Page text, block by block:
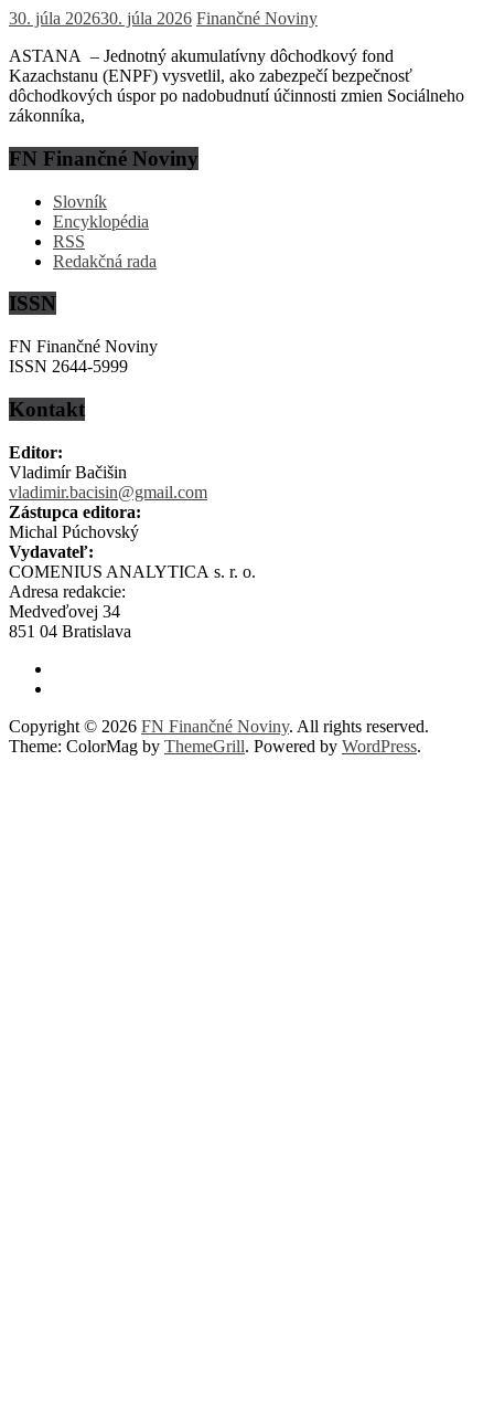
30. júla 202630. júla 2026 Finančné Noviny
ASTANA – Jednotný akumulatívny dôchodkový fond
Kazachstanu (ENPF) vysvetlil, ako zabezpečí bezpečnosť
dôchodkových úspor po nadobudnutí účinnosti zmien Sociálneho
zákonníka,
FN Finančné Noviny
Slovník
Encyklopédia
RSS
Redakčná rada
ISSN
FN Finančné Noviny
ISSN 2644-5999
Kontakt
Editor:
Vladimír Bačišin
vladimir.bacisin@gmail.com
Zástupca editora:
Michal Púchovský
Vydavateľ:
COMENIUS ANALYTICA s. r. o.
Adresa redakcie:
Medveďovej 34
851 04 Bratislava
Copyright © 2026 FN Finančné Noviny. All rights reserved.
Theme: ColorMag by ThemeGrill. Powered by WordPress.